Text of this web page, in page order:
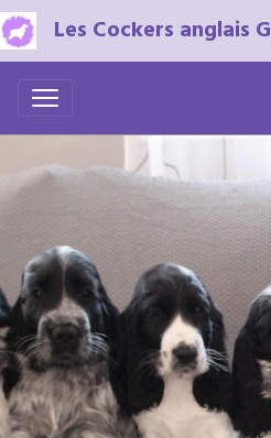
Les Cockers anglais